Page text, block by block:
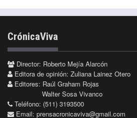
CrónicaViva
Director: Roberto Mejía Alarcón
Editora de opinión: Zuliana Lainez Otero
Editores: Raúl Graham Rojas
Walter Sosa Vivanco
Teléfono: (511) 3193500
Email: prensacronicaviva@gmail.com